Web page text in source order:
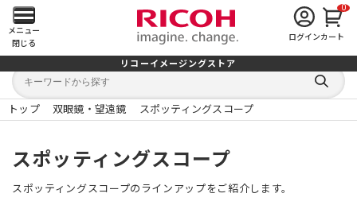
メ
イ
ン
メ
ニ
ュ
メニュー
閉じる
ログイン
0
カート
リコーイメージングストア
キ
ワ
ー
キ
検
索
る
トップ 双眼鏡・望遠鏡 スポッティングスコープ
スポッティングスコープ
スポッティングスコープのラインアップをご紹介します。